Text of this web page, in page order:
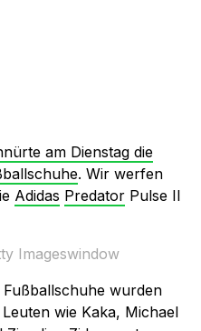
am Dienstag die
. Wir werfen
Adidas Predator Pulse II
Imageswindow
Fußballschuhe wurden
wie Kaka, Michael